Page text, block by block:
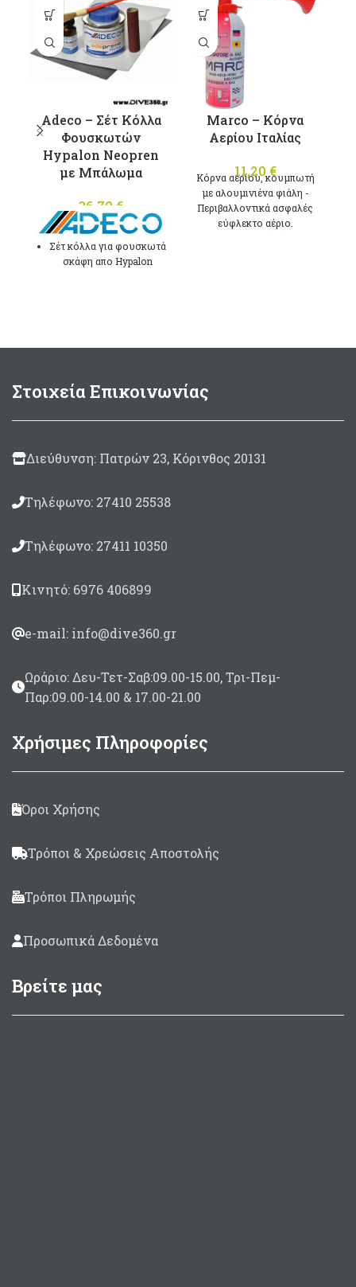
Adeco – Σέτ Κόλλα
Φουσκωτών
Hypalon Neopren
με Μπάλωμα
36,70 €
Σέτ κόλλα για φουσκωτά
σκάφη απο Hypalon
Made in Italy
Marco – Κόρνα
Αερίου Ιταλίας
11,20 €
Κόρνα αερίου, κουμπωτή
με αλουμινιένα φιάλη -
Περιβαλλοντικά ασφαλές
εύφλεκτο αέριο.
122dΒ (1m)
Στοιχεία Επικοινωνίας
Διεύθυνση: Πατρών 23, Κόρινθος 20131
Τηλέφωνο: 27410 25538
Τηλέφωνο: 27411 10350
Κινητό: 6976 406899
e-mail: info@dive360.gr
Ωράριο: Δευ-Τετ-Σαβ:09.00-15.00, Τρι-Πεμ-
Παρ:09.00-14.00 & 17.00-21.00
Χρήσιμες Πληροφορίες
Όροι Χρήσης
Τρόποι & Χρεώσεις Αποστολής
Τρόποι Πληρωμής
Προσωπικά Δεδομένα
Βρείτε μας